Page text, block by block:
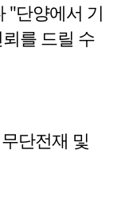
"단양에서 기
를 드릴 수
단전재 및